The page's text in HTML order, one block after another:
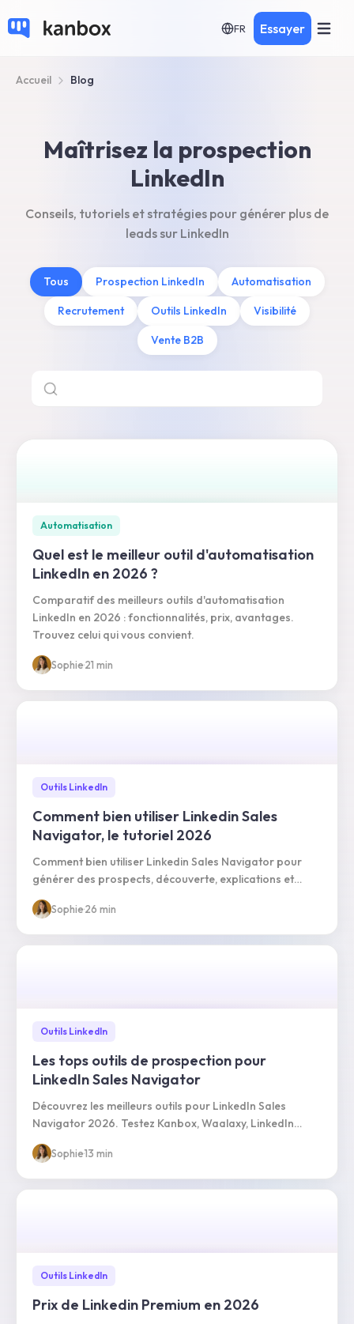
FR Essayer
Accueil Blog
Maîtrisez la prospection
LinkedIn
Conseils, tutoriels et stratégies pour générer plus de
leads sur LinkedIn
Tous Prospection LinkedIn Automatisation
Recrutement Outils LinkedIn Visibilité
Vente B2B
Automatisation
Quel est le meilleur outil d'automatisation
LinkedIn en 2026 ?
Comparatif des meilleurs outils d'automatisation
LinkedIn en 2026 : fonctionnalités, prix, avantages.
Trouvez celui qui vous convient.
Sophie·21 min
Outils LinkedIn
Comment bien utiliser Linkedin Sales
Navigator, le tutoriel 2026
Comment bien utiliser Linkedin Sales Navigator pour
générer des prospects, découverte, explications et
conseils dans ce tutoriel 2026 complet Sales Navigator.
Sophie·26 min
Outils LinkedIn
Les tops outils de prospection pour
LinkedIn Sales Navigator
Découvrez les meilleurs outils pour LinkedIn Sales
Navigator 2026. Testez Kanbox, Waalaxy, LinkedIn
Helper… et gagnez en efficacité commerciale.
Sophie·13 min
Outils LinkedIn
Prix de Linkedin Premium en 2026